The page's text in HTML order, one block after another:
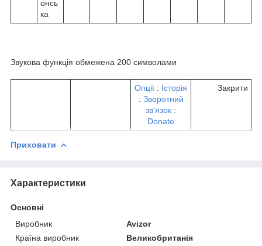
онсь
ка
Звукова функція обмежена 200 символами
Опції : Історія
: Зворотний
зв'язок :
Donate
Закрити
Приховати
Характеристики
Основні
Виробник
Avizor
Країна виробник
Великобританія